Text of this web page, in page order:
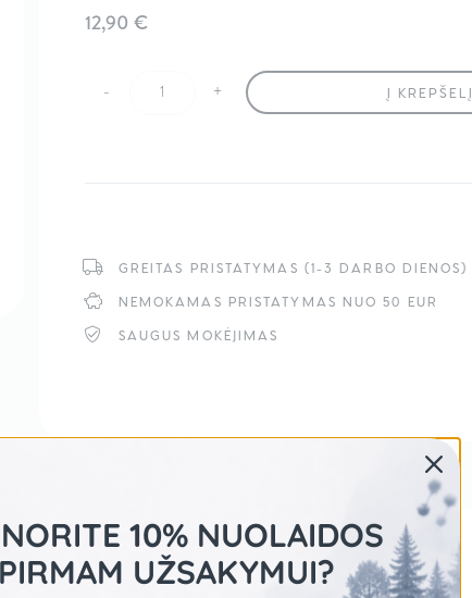
12,90 €
produkto kiekis: JRL "Premium" Dvipusis Šepetėlis
- + Į KREPŠELĮ
GREITAS PRISTATYMAS (1-3 DARBO DIENOS)
NEMOKAMAS PRISTATYMAS NUO 50 EUR
SAUGUS MOKĖJIMAS
10% NUOLAIDOS
PIRMAM UŽSAKYMUI?